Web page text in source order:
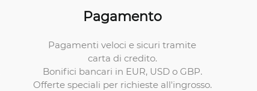
Pagamento
Pagamenti veloci e sicuri tramite
carta di credito.
Bonifici bancari in EUR, USD o GBP.
Offerte speciali per richieste all'ingrosso.